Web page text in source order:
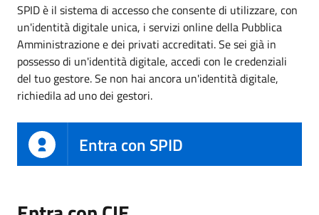
SPID è il sistema di accesso che consente di utilizzare, con
un'identità digitale unica, i servizi online della Pubblica
Amministrazione e dei privati accreditati. Se sei già in
possesso di un'identità digitale, accedi con le credenziali
del tuo gestore. Se non hai ancora un'identità digitale,
richiedila ad uno dei gestori.
Entra con SPID